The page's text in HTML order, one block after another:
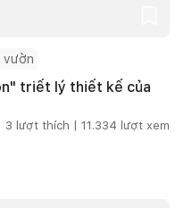
vườn
triết lý thiết kế của
3 lượt thích | 11.334 lượt xem